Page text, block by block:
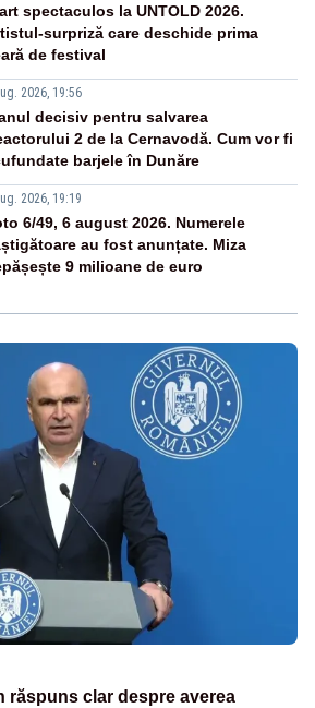
spectaculos la UNTOLD 2026.
surpriză care deschide prima
de festival
2026, 19:56
decisiv pentru salvarea
2 de la Cernavodă. Cum vor fi
barjele în Dunăre
2026, 19:19
6/49, 6 august 2026. Numerele
au fost anunțate. Miza
9 milioane de euro
răspuns clar despre averea